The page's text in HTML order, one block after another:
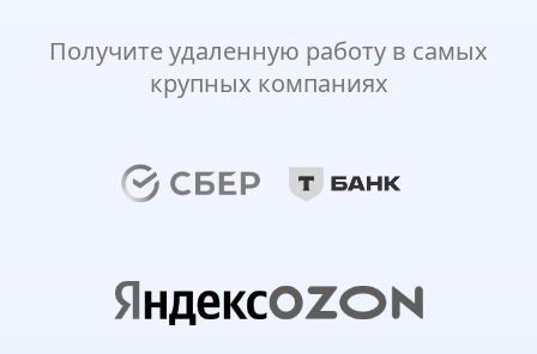
Получите удаленную работу в самых
крупных компаниях